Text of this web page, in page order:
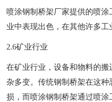
喷涂钢制桥架厂家提供的喷
业中表现出色，在其他许多工
2.6矿业行业
在矿业行业，设备和物料的
杂多变。传统钢制桥架在这
损，而喷涂钢制桥架通过喷